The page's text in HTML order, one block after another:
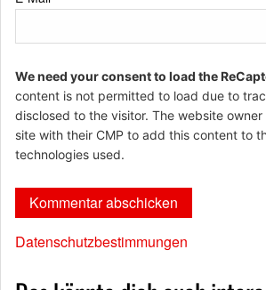
We need your consent to load the
content is not permitted to load due to
disclosed to the visitor. The website
site with their CMP to add this content to
technologies used.
Datenschutzbestimmungen